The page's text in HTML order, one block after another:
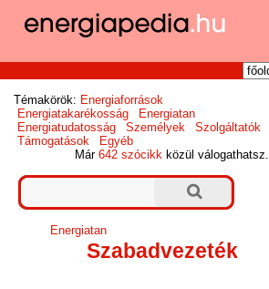
Témakörök: Energiaforrások
Energiatakarékosság
Energiatan
Energiatudatosság
Személyek
Szolgáltatók
Támogatások
Egyéb
Már642 szócikk közül válogathatsz.
Energiatan
Szabadvezeték